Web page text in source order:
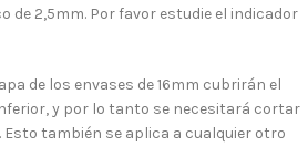
de 2,5mm. Por favor estudie el indicador
de los envases de 16mm cubrirán el
y por lo tanto se necesitará cortar
Esto también se aplica a cualquier otro